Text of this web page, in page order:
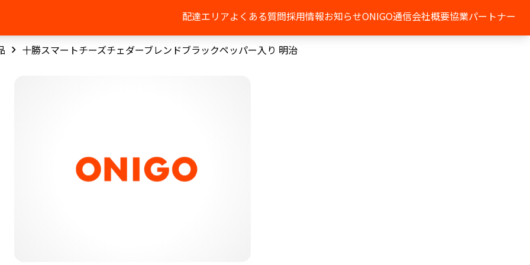
配達エリアよくある質問採用情報お知らせONIGO通信会社概要協業パートナー
十勝スマートチーズチェダーブレンドブラックペッパー入り 明治